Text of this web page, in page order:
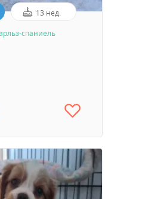
13 нед.
спаниель